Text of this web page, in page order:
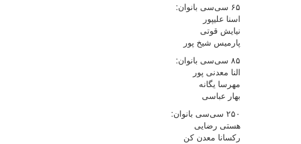
۶۵ سی‌سی بانوان:
اسنا علیپور
نیایش قوتی
پارمیس شیخ پور
۸۵ سی‌سی بانوان:
النا معدنی پور
مهرسا یگانه
بهار عباسی
۲۵۰ سی‌سی بانوان:
هستی رضایی
رکسانا معدن کن